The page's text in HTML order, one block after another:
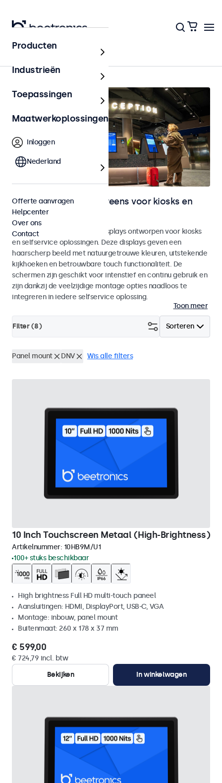
Home
Monitoren en touchscreens voor kiosks en
selfservice
Monitoren en touchscreen displays ontworpen voor kiosks
en selfservice oplossingen. Deze displays geven een
haarscherp beeld met natuurgetrouwe kleuren, uitstekende
kijkhoeken en betrouwbare touch functionaliteit. De
schermen zijn geschikt voor intenstief en continu gebruik en
zijn dankzij de veelzijdige montage opties naadloos te
integreren in iedere selfservice oplossing.
Toon meer
Sorteren
Filter (8)
Panel mount DNV Wis alle filters
10 Inch Touchscreen Metaal (High-Brightness)
Artikelnummer: 10HB9M/U1
100+ stuks beschikbaar
High brightness Full HD multi-touch paneel
Aansluitingen: HDMI, DisplayPort, USB-C, VGA
Montage: inbouw, panel mount
Buitenmaat: 260 x 178 x 37 mm
€ 599,00
€ 724,79 incl. btw
Bekijken
In winkelwagen
Producten
Industrieën
Toepassingen
Maatwerkoplossingen
Inloggen
Nederland
Offerte aanvragen
Helpcenter
Over ons
Contact